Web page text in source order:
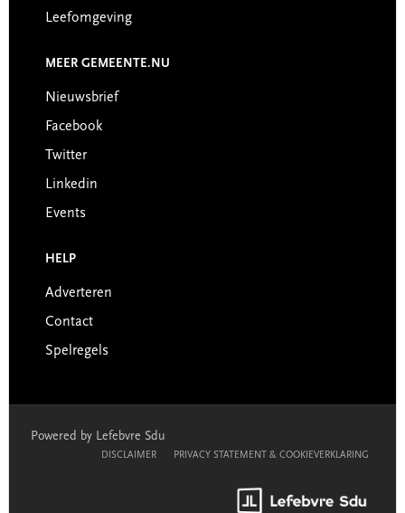
Leefomgeving
MEER GEMEENTE.NU
Nieuwsbrief
Facebook
Twitter
Linkedin
Events
HELP
Adverteren
Contact
Spelregels
Powered by Lefebvre Sdu
DISCLAIMER PRIVACY STATEMENT & COOKIEVERKLARING